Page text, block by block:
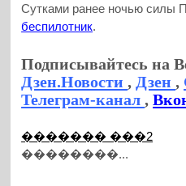
Сутками ранее ночью силы
беспилотник.
Подписывайтесь на
Дзен.Новости, Дзен,
Телеграм-канал,
������� ���2
��������...